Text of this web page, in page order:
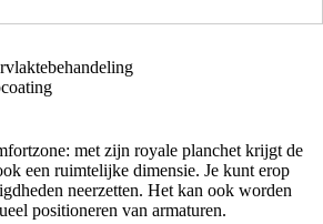
met zijn royale planchet krijgt de
een ruimtelijke dimensie. Je kunt erop
neerzetten. Het kan ook worden
positioneren van armaturen.